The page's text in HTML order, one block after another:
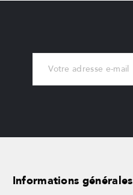
Informations générales